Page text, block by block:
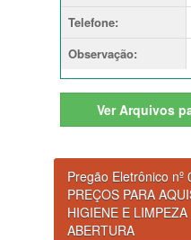
Telefone:
Observação:
Ver Arquivos
Pregão Eletrônico
PREÇOS PARA
HIGIENE E LIMPEZA
ABERTURA